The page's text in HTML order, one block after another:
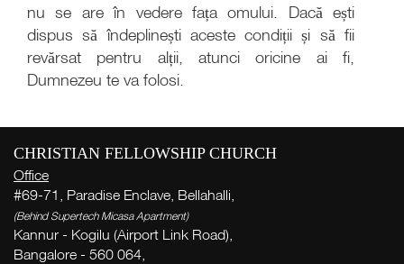
nu se are în vedere fața omului. Dacă ești
dispus să îndeplinești aceste condiții și să fii
revărsat pentru alții, atunci oricine ai fi,
Dumnezeu te va folosi.
CHRISTIAN FELLOWSHIP CHURCH
Office
#69-71, Paradise Enclave, Bellahalli,
(Behind Supertech Micasa Apartment)
Kannur - Kogilu (Airport Link Road),
Bangalore - 560 064,